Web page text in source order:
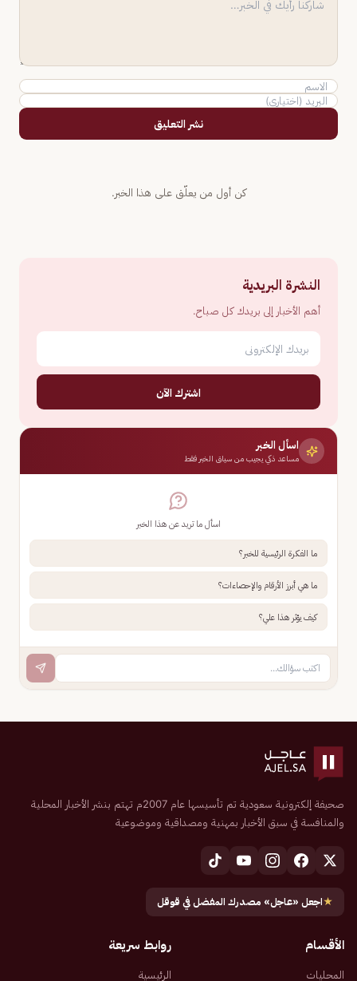
نشر التعليق
كن أول من يعلّق على هذا الخبر.
النشرة البريدية
أهم الأخبار إلى بريدك كل صباح.
اشترك الآن
اسأل الخبر
مساعد ذكي يجيب من سياق الخبر فقط
اسأل ما تريد عن هذا الخبر
ما الفكرة الرئيسية للخبر؟
ما هي أبرز الأرقام والإحصاءات؟
كيف يؤثر هذا علي؟
صحيفة إلكترونية سعودية تم تأسيسها عام 2007م تهتم بنشر الأخبار المحلية
والمنافسة في سبق الأخبار بمهنية ومصداقية وموضوعية
★اجعل «عاجل» مصدرك المفضل في قوقل
الأقسام
المحليات
روابط سريعة
الرئيسية